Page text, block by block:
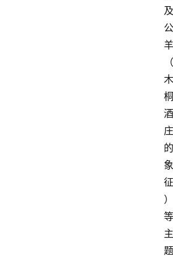
及
公
羊
（
木
桐
酒
庄
的
象
征
）
等
主
题